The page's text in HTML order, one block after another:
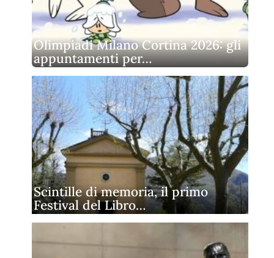
Olimpiadi Milano Cortina 2026: gli
appuntamenti per…
Scintille di memoria, il primo
Festival del Libro…